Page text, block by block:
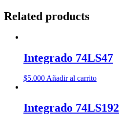
Related products
Integrado 74LS47
$5.000Añadir al carrito
Integrado 74LS192